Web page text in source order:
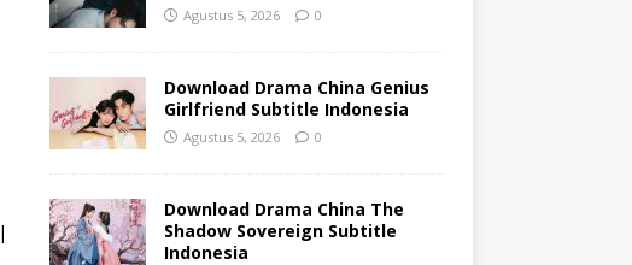
|
Agustus 5, 2026 0
Download Drama China Genius
Girlfriend Subtitle Indonesia
Agustus 5, 2026 0
Download Drama China The
Shadow Sovereign Subtitle
Indonesia